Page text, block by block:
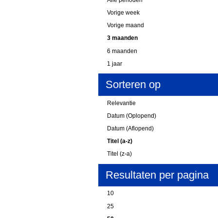
Vorige week
Vorige maand
3 maanden
6 maanden
1 jaar
Sorteren op
Relevantie
Datum (Oplopend)
Datum (Aflopend)
Titel (a-z)
Titel (z-a)
Resultaten per pagina
10
25